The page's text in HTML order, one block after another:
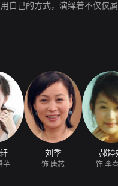
自己的方式，演绎着不仅仅
芊
刘季
饰 唐芯
郝婷
饰 李